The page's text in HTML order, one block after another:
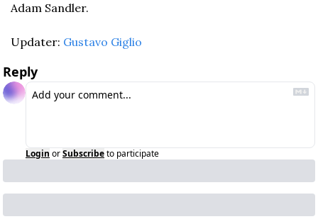
Adam Sandler.
Updater: Gustavo Giglio
Reply
Login orSubscribeto participate